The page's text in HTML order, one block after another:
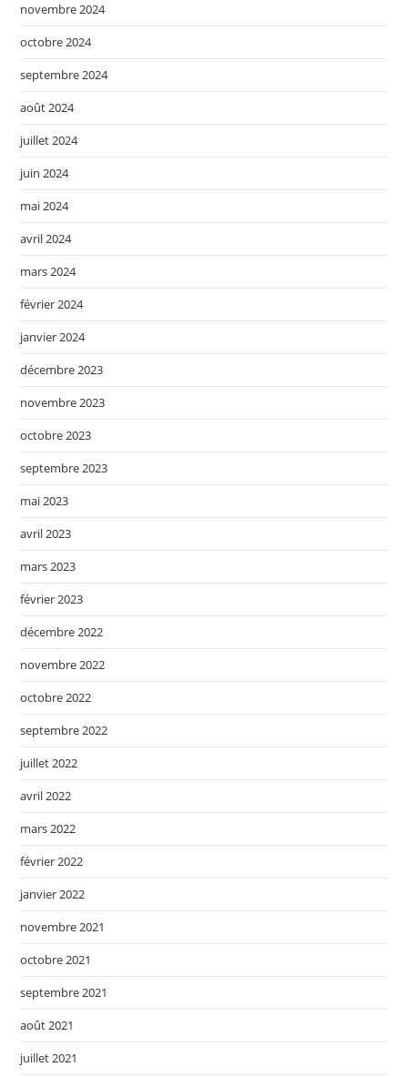
novembre 2024
octobre 2024
septembre 2024
août 2024
juillet 2024
juin 2024
mai 2024
avril 2024
mars 2024
février 2024
janvier 2024
décembre 2023
novembre 2023
octobre 2023
septembre 2023
mai 2023
avril 2023
mars 2023
février 2023
décembre 2022
novembre 2022
octobre 2022
septembre 2022
juillet 2022
avril 2022
mars 2022
février 2022
janvier 2022
novembre 2021
octobre 2021
septembre 2021
août 2021
juillet 2021